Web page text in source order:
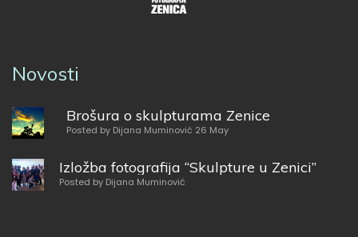
Novosti
Brošura o skulpturama Zenice
Posted by Dijana Muminović 26 May
Izložba fotografija “Skulpture u Zenici”
Posted by Dijana Muminović